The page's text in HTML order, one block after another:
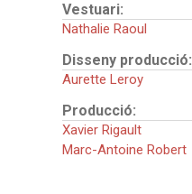
Vestuari:
Nathalie Raoul
Disseny producció:
Aurette Leroy
Producció:
Xavier Rigault
Marc-Antoine Robert